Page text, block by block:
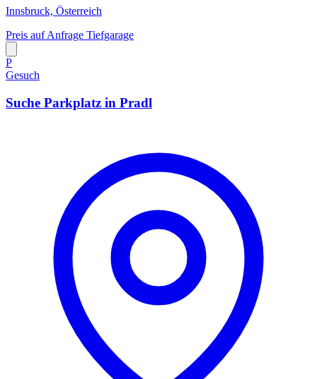
Innsbruck, Österreich
Preis auf Anfrage Tiefgarage
P
Gesuch
Suche Parkplatz in Pradl